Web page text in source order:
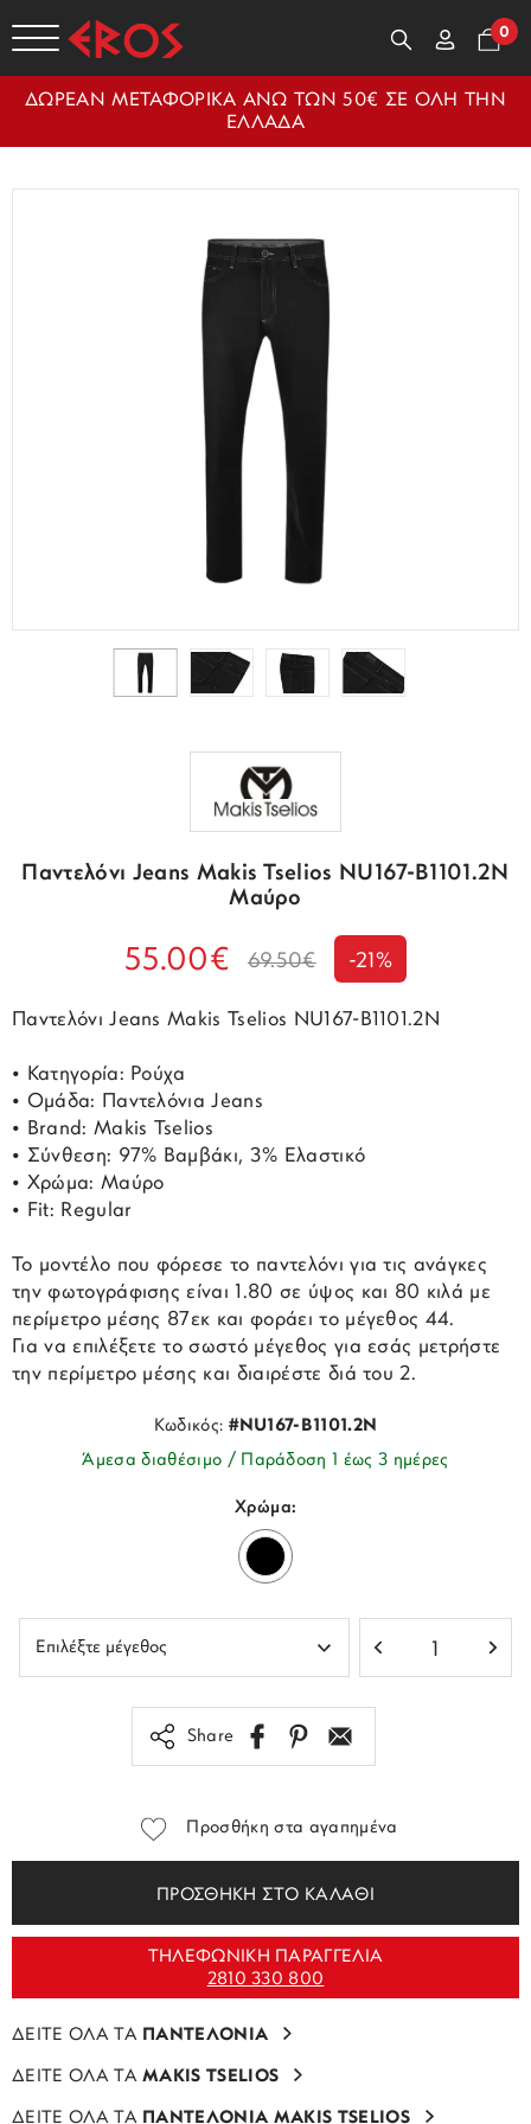
0
ΔΩΡΕΑΝ ΜΕΤΑΦΟΡΙΚΑ ΑΝΩ ΤΩΝ 50€ ΣΕ ΟΛΗ ΤΗΝ
ΕΛΛΑΔΑ
Παντελόνι Jeans Makis Tselios NU167-B1101.2N
Μαύρο
55.00€ 69.50€ -21%
Παντελόνι Jeans Makis Tselios NU167-B1101.2N
• Κατηγορία: Ρούχα
• Ομάδα: Παντελόνια Jeans
• Brand: Makis Tselios
• Σύνθεση: 97% Βαμβάκι, 3% Ελαστικό
• Χρώμα: Μαύρο
• Fit: Regular
Το μοντέλο που φόρεσε το παντελόνι για τις ανάγκες
την φωτογράφισης είναι 1.80 σε ύψος και 80 κιλά με
περίμετρο μέσης 87εκ και φοράει το μέγεθος 44.
Για να επιλέξετε το σωστό μέγεθος για εσάς μετρήστε
την περίμετρο μέσης και διαιρέστε διά του 2.
Κωδικός: #NU167-B1101.2N
Άμεσα διαθέσιμο / Παράδοση 1 έως 3 ημέρες
Χρώμα:
Share
Προσθήκη στα αγαπημένα
ΠΡΟΣΘΗΚΗ ΣΤΟ ΚΑΛΑΘΙ
ΤΗΛΕΦΩΝΙΚΗ ΠΑΡΑΓΓΕΛΙΑ
2810 330 800
ΔΕΙΤΕ ΟΛΑ ΤΑ ΠΑΝΤΕΛΟΝΙΑ
ΔΕΙΤΕ ΟΛΑ ΤΑMAKIS TSELIOS
ΔΕΙΤΕ ΟΛΑ ΤΑ ΠΑΝΤΕΛΟΝΙΑ MAKIS TSELIOS